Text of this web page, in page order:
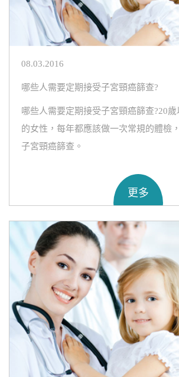
08.03.2016
哪些人需要定期接受子宮頸癌篩查?
哪些人需要定期接受子宮頸癌篩查?20
的女性，每年都應該做一次常規的體檢
子宮頸癌篩查。
更多